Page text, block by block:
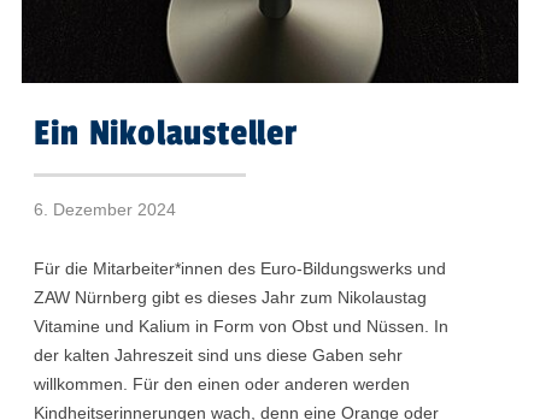
Ein Nikolausteller
6. Dezember 2024
Für die Mitarbeiter*innen des Euro-Bildungswerks und
ZAW Nürnberg gibt es dieses Jahr zum Nikolaustag
Vitamine und Kalium in Form von Obst und Nüssen. In
der kalten Jahreszeit sind uns diese Gaben sehr
willkommen. Für den einen oder anderen werden
Kindheitserinnerungen wach, denn eine Orange oder